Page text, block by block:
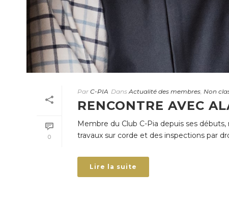
0
Par C-PIA Dans Actualité des membres Non
RENCONTRE AVEC
Membre du Club C-Pia depuis ses
travaux sur corde et des inspections par
Lire la suite